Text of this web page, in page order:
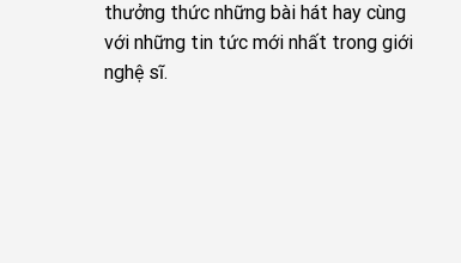
thưởng thức những bài hát hay cùng
với những tin tức mới nhất trong giới
nghệ sĩ.